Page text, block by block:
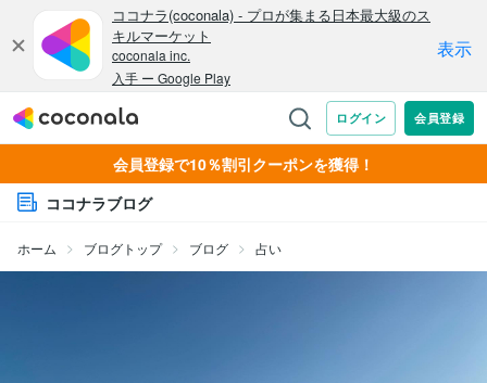
会員登録で10％割引クーポンを獲得！
ココナラブログ
ホーム ブログトップ ブログ 占い